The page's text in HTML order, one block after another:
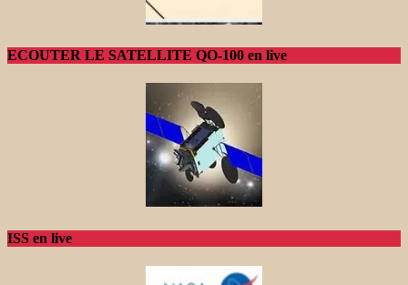
ECOUTER LE SATELLITE QO-100 en live
ISS en live